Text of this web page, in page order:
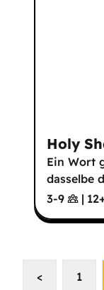
Holy
Ein Wort
dasselbe
3-9
| 12
< 1